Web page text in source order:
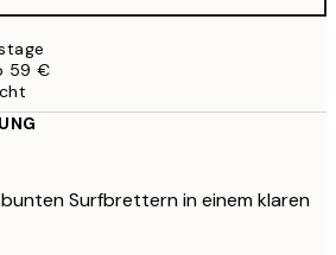
59 €
Surfbrettern in einem klaren